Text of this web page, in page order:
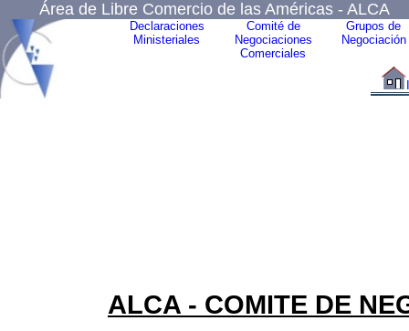
Área de Libre Comercio de las Américas - ALCA
Declaraciones
Ministeriales
Comité de
Negociaciones
Comerciales
Grupos de
Negociación
ALCA - COMITE DE